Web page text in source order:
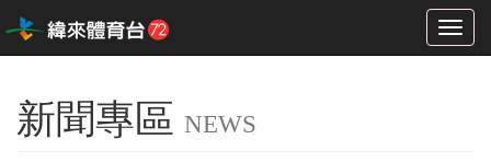
Toggle
新聞專區 NEWS